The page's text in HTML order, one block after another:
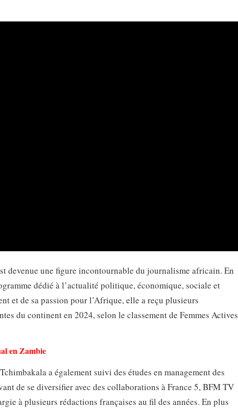
devenue une figure incontournable du journalisme africain. En
dédié à l’actualité politique, économique, sociale et
et de sa passion pour l’Afrique, elle a reçu plusieurs
du continent en 2024, selon le classement de Femmes Actives
en Zambie
a également suivi des études en management des
de se diversifier avec des collaborations à France 5, BFM TV
à plusieurs rédactions françaises au fil des années. En plus